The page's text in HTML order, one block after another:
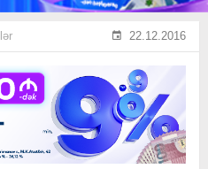
22.12.2016